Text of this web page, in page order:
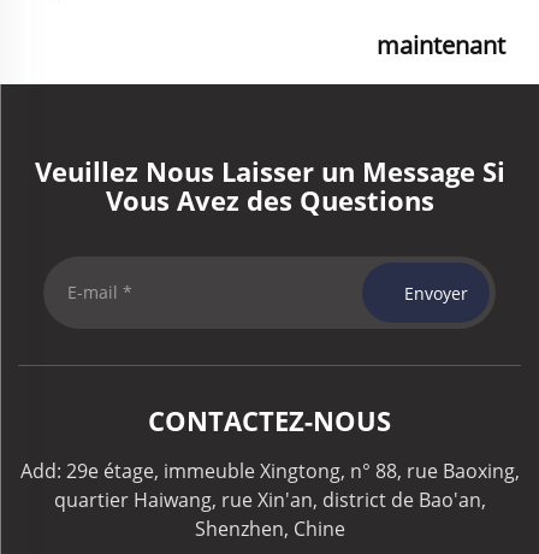
maintenant
Veuillez Nous Laisser un Message Si
Vous Avez des Questions
Envoyer
CONTACTEZ-NOUS
Add: 29e étage, immeuble Xingtong, n° 88, rue Baoxing,
quartier Haiwang, rue Xin'an, district de Bao'an,
Shenzhen, Chine